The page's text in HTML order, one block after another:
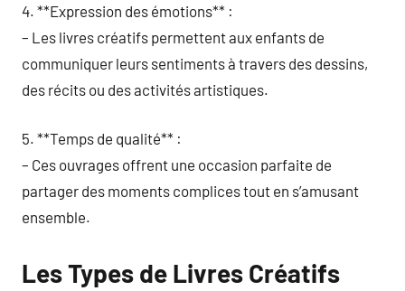
4. **Expression des émotions** :
– Les livres créatifs permettent aux enfants de
communiquer leurs sentiments à travers des dessins,
des récits ou des activités artistiques.
5. **Temps de qualité** :
– Ces ouvrages offrent une occasion parfaite de
partager des moments complices tout en s’amusant
ensemble.
Les Types de Livres Créatifs